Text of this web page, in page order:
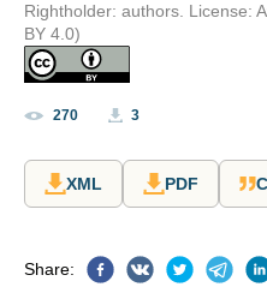
Rightholder: authors. License:
BY 4.0)
270 3
XML PDF
Share: